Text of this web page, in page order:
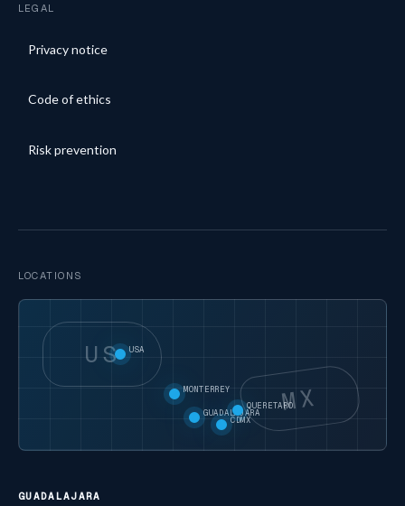
LEGAL
Privacy notice
Code of ethics
Risk prevention
LOCATIONS
US
MX
USA
MONTERREY
GUADALAJARA
CDMX
QUERETARO
GUADALAJARA